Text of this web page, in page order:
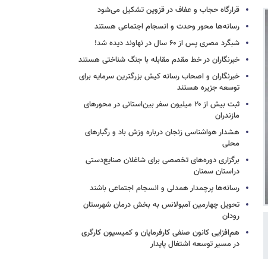
قرارگاه حجاب و عفاف در قزوین تشکیل می‌شود
رسانه‌ها محور وحدت و انسجام اجتماعی هستند
شبگرد مصری پس از ۶۰ سال در نهاوند دیده شد!
خبرنگاران در خط مقدم مقابله با جنگ شناختی هستند
خبرنگاران و اصحاب رسانه کیش بزرگترین سرمایه برای
توسعه جزیره هستند
ثبت بیش از ۲۰ میلیون سفر بین‌استانی در محورهای
مازندران
هشدار هواشناسی زنجان درباره وزش باد و رگبارهای
محلی
برگزاری دوره‌های تخصصی برای شاغلان صنایع‌دستی
دراستان سمنان
رسانه‌ها پرچمدار همدلی و انسجام اجتماعی باشند
تحویل چهارمین آمبولانس به بخش درمان شهرستان
رودان
هم‌افزایی کانون صنفی کارفرمایان و کمیسیون کارگری
در مسیر توسعه اشتغال پایدار